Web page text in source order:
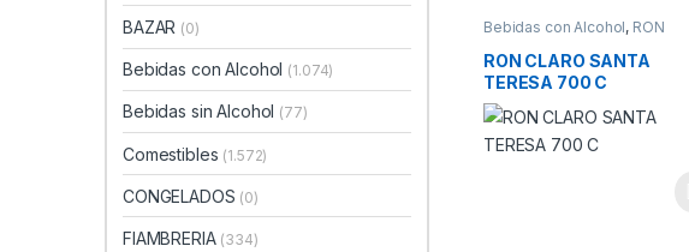
Bebidas con Alcohol, RON
RON CLARO SANTA
TERESA 700 C
BAZAR (0)
Bebidas con Alcohol (1.074)
Bebidas sin Alcohol (77)
Comestibles (1.572)
CONGELADOS (0)
FIAMBRERIA (334)